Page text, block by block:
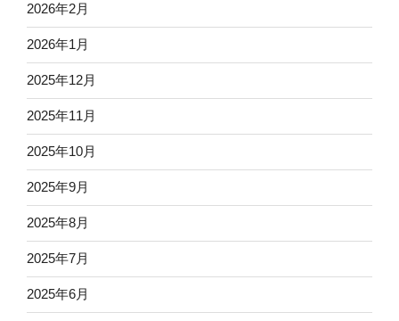
2026年2月
2026年1月
2025年12月
2025年11月
2025年10月
2025年9月
2025年8月
2025年7月
2025年6月